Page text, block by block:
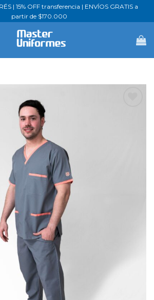
| 15% OFF transferencia | ENVÍOS GRATIS a
partir de $170.000